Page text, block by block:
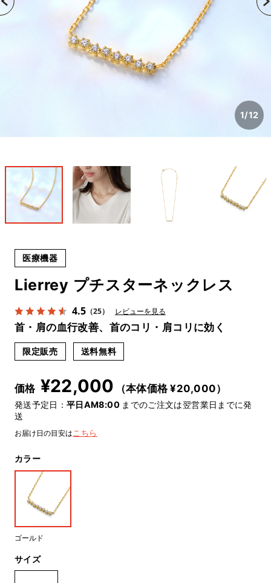
1/12
医療機器
Lierrey プチスターネックレス
4.5（25） レビューを見る
首・肩の血行改善、首のコリ・肩コリに効く
限定販売 送料無料
価格 ¥22,000 （本体価格 ¥20,000）
発送予定日：平日AM8:00 までのご注文は翌営業日までに発
送
お届け日の目安はこちら
カラー
ゴールド
サイズ